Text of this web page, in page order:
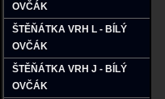
OVČÁK
ŠTĚŇÁTKA VRH L - BÍLÝ
OVČÁK
ŠTĚŇÁTKA VRH J - BÍLÝ
OVČÁK